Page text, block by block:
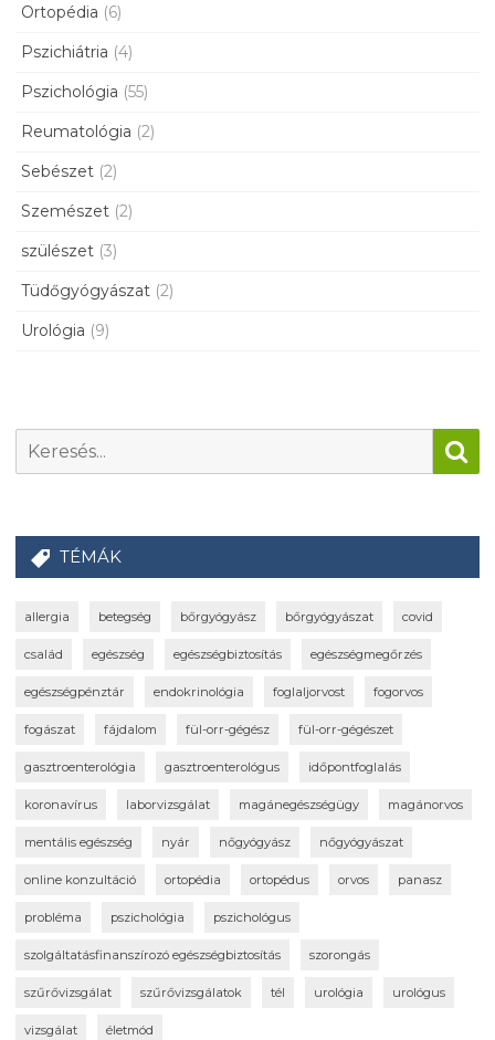
Ortopédia (6)
Pszichiátria (4)
Pszichológia (55)
Reumatológia (2)
Sebészet (2)
Szemészet (2)
szülészet (3)
Tüdőgyógyászat (2)
Urológia (9)
TÉMÁK
allergia betegség bőrgyógyász bőrgyógyászat covid
család egészség egészségbiztosítás egészségmegőrzés
egészségpénztár endokrinológia foglaljorvost fogorvos
fogászat fájdalom fül-orr-gégész fül-orr-gégészet
gasztroenterológia gasztroenterológus időpontfoglalás
koronavírus laborvizsgálat magánegészségügy magánorvos
mentális egészség nyár nőgyógyász nőgyógyászat
online konzultáció ortopédia ortopédus orvos panasz
probléma pszichológia pszichológus
szolgáltatásfinanszírozó egészségbiztosítás szorongás
szűrővizsgálat szűrővizsgálatok tél urológia urológus
vizsgálat életmód